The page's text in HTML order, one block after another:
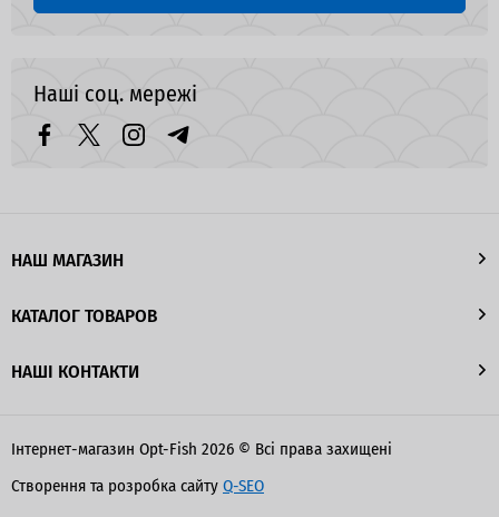
Наші соц. мережі
НАШ МАГАЗИН
КАТАЛОГ ТОВАРОВ
НАШІ КОНТАКТИ
Інтернет-магазин Opt-Fish 2026 © Всі права захищені
Створення та розробка сайтуQ-SEO